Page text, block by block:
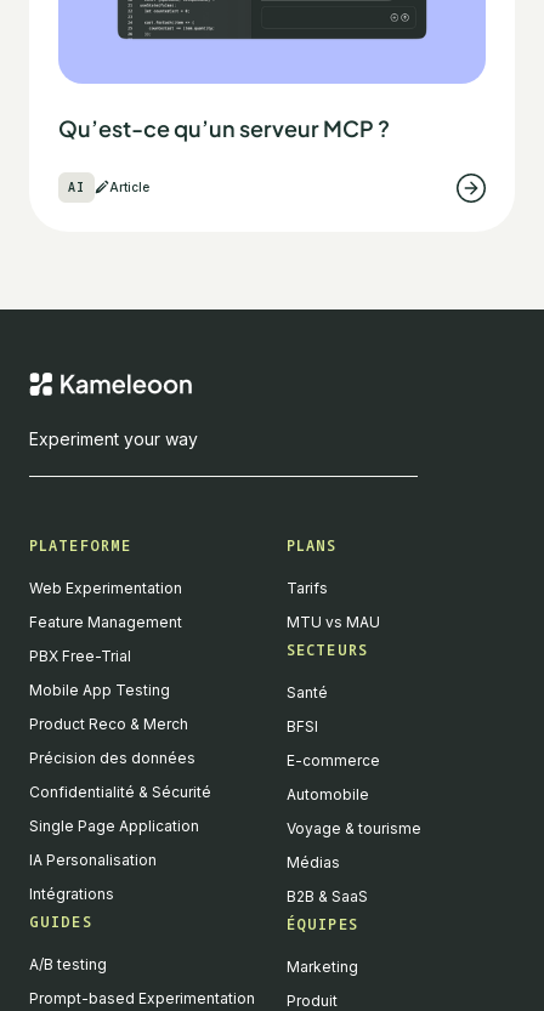
Qu’est-ce qu’un serveur MCP ?
AI Article
Experiment your way
PLATEFORME
Web Experimentation
Feature Management
PBX Free-Trial
Mobile App Testing
Product Reco & Merch
Précision des données
Confidentialité & Sécurité
Single Page Application
IA Personalisation
Intégrations
GUIDES
A/B testing
Prompt-based Experimentation
PLANS
Tarifs
MTU vs MAU
SECTEURS
Santé
BFSI
E-commerce
Automobile
Voyage & tourisme
Médias
B2B & SaaS
ÉQUIPES
Marketing
Produit